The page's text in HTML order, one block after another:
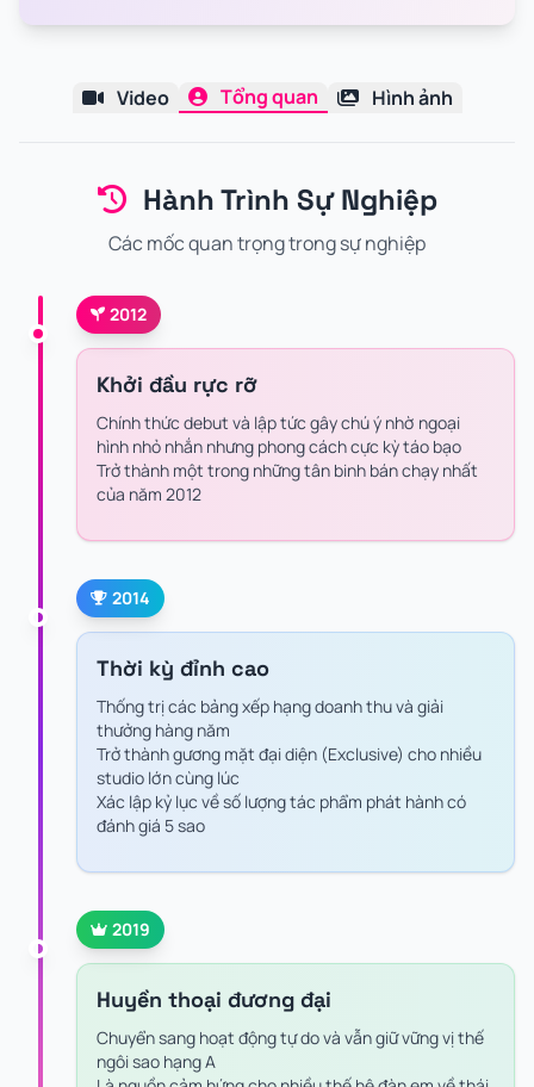
Video Tổng quan Hình ảnh
Hành Trình Sự Nghiệp
Các mốc quan trọng trong sự nghiệp
2012
Khởi đầu rực rỡ
Chính thức debut và lập tức gây chú ý nhờ ngoại
hình nhỏ nhắn nhưng phong cách cực kỳ táo bạo
Trở thành một trong những tân binh bán chạy nhất
của năm 2012
2014
Thời kỳ đỉnh cao
Thống trị các bảng xếp hạng doanh thu và giải
thưởng hàng năm
Trở thành gương mặt đại diện (Exclusive) cho nhiều
studio lớn cùng lúc
Xác lập kỷ lục về số lượng tác phẩm phát hành có
đánh giá 5 sao
2019
Huyền thoại đương đại
Chuyển sang hoạt động tự do và vẫn giữ vững vị thế
ngôi sao hạng A